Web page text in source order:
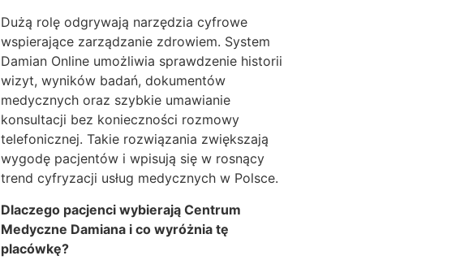
Dużą rolę odgrywają narzędzia cyfrowe
wspierające zarządzanie zdrowiem. System
Damian Online umożliwia sprawdzenie historii
wizyt, wyników badań, dokumentów
medycznych oraz szybkie umawianie
konsultacji bez konieczności rozmowy
telefonicznej. Takie rozwiązania zwiększają
wygodę pacjentów i wpisują się w rosnący
trend cyfryzacji usług medycznych w Polsce.
Dlaczego pacjenci wybierają Centrum
Medyczne Damiana i co wyróżnia tę
placówkę?